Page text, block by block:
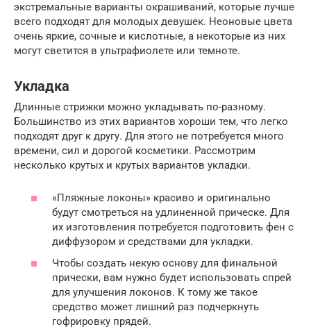
экстремальные варианты окрашиваний, которые лучше
всего подходят для молодых девушек. Неоновые цвета
очень яркие, сочные и кислотные, а некоторые из них
могут светится в ультрафиолете или темноте.
Укладка
Длинные стрижки можно укладывать по-разному.
Большинство из этих вариантов хороши тем, что легко
подходят друг к другу. Для этого не потребуется много
времени, сил и дорогой косметики. Рассмотрим
несколько крутых и крутых вариантов укладки.
«Пляжные локоны» красиво и оригинально
будут смотреться на удлиненной прическе. Для
их изготовления потребуется подготовить фен с
диффузором и средствами для укладки.
Чтобы создать некую основу для финальной
прически, вам нужно будет использовать спрей
для улучшения локонов. К тому же такое
средство может лишний раз подчеркнуть
гофрировку прядей.